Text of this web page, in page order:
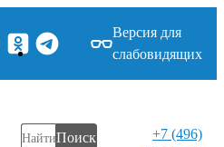
Версия для
слабовидящих
Поиск
+7 (496)